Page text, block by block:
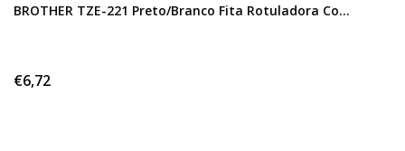
BROTHER TZE-221 Preto/Branco Fita Rotuladora Co...
€6,72